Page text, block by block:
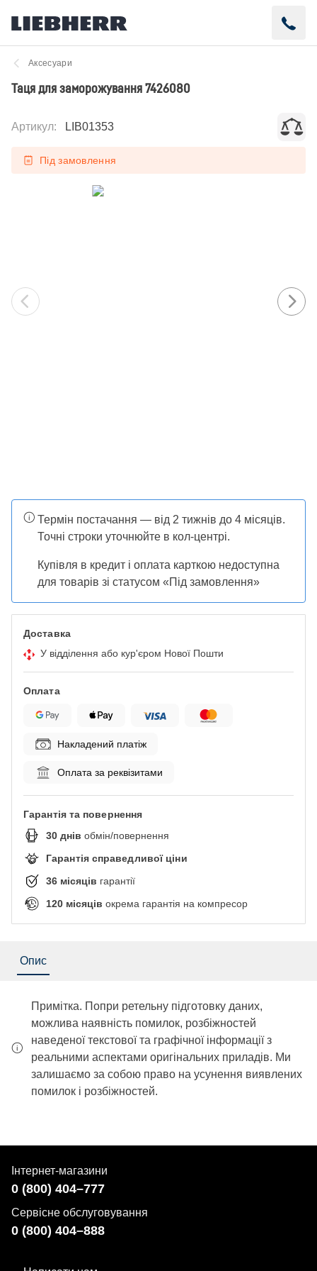
Аксесуари
Таця для заморожування 7426080
Артикул: LIB01353
Під замовлення
Термін постачання — від 2 тижнів до 4 місяців.
Точні строки уточнюйте в кол-центрі.
Купівля в кредит і оплата карткою недоступна
для товарів зі статусом «Під замовлення»
Доставка
У відділення або кур'єром Нової Пошти
Оплата
Накладений платіж
Оплата за реквізитами
Гарантія та повернення
30 днів обмін/повернення
Гарантія справедливої ціни
36 місяців гарантії
120 місяців окрема гарантія на компресор
Опис
Примітка. Попри ретельну підготовку даних,
можлива наявність помилок, розбіжностей
наведеної текстової та графічної інформації з
реальними аспектами оригінальних приладів. Ми
залишаємо за собою право на усунення виявлених
помилок і розбіжностей.
Інтернет-магазини
0 (800) 404–777
Сервісне обслуговування
0 (800) 404–888